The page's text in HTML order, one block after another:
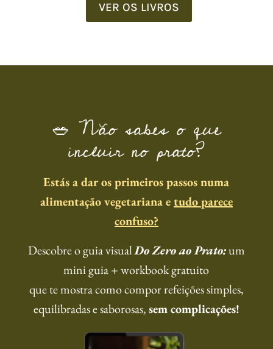
VER OS LIVROS
🥗 Não sabes o que
incluir no prato?
Estás a dar os primeiros passos numa
alimentação vegetariana etudo parece
confuso?
Descobre o guia visualDo Zero ao Prato:um
mini guia + workbook gratuito
que te mostra como compor refeições simples,
equilibradas e saborosas,sem complicações!